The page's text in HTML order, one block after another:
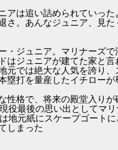
アは追い詰められていった
さ。あんなジュニア、見
・ジュニア。マリナーズで
はジュニアが建てた家と言
元では絶大な人気を誇り、
塁打を量産したイチローが
性格で、将来の殿堂入りが
役最後の思い出としてマ
地元紙にスケープゴート
しまった